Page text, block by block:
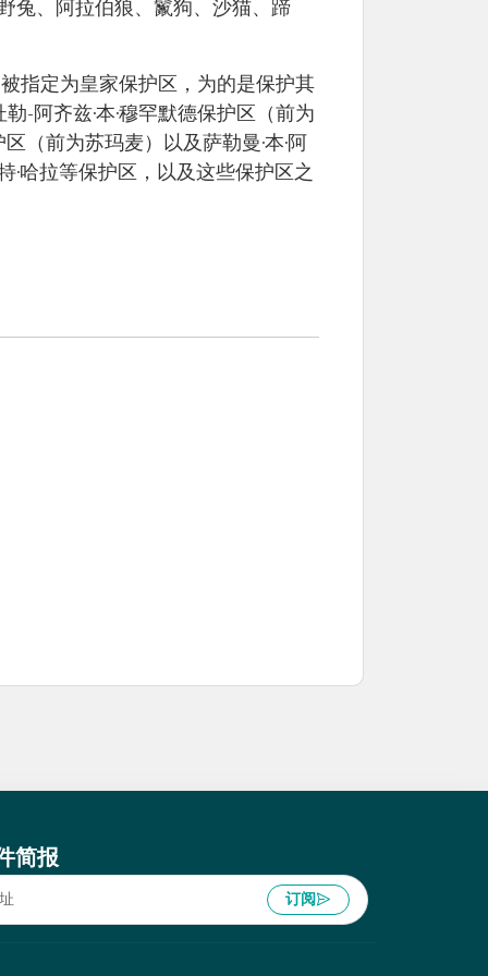
兔、阿拉伯狼、鬣狗、沙猫、蹄
指定为皇家保护区，为的是保护其
-阿齐兹·本·穆罕默德保护区（前为
（前为苏玛麦）以及萨勒曼·本·阿
·哈拉等保护区，以及这些保护区之
简报
订阅